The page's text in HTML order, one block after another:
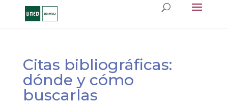
Citas bibliográficas:
dónde y cómo
buscarlas